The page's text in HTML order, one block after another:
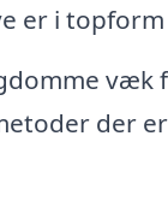
er i
væk
der